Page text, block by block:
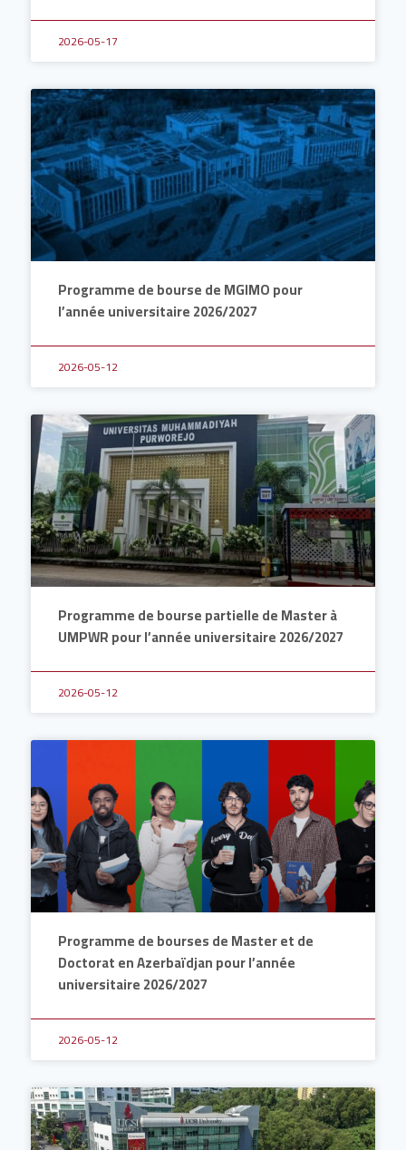
2026-05-17
Programme de bourse de MGIMO pour
l’année universitaire 2026/2027
2026-05-12
Programme de bourse partielle de Master à
UMPWR pour l’année universitaire 2026/2027
2026-05-12
Programme de bourses de Master et de
Doctorat en Azerbaïdjan pour l’année
universitaire 2026/2027
2026-05-12